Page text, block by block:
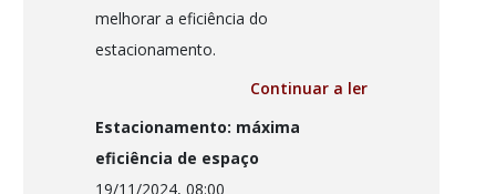
melhorar a eficiência do
estacionamento.
Continuar a ler
Estacionamento: máxima
eficiência de espaço
19/11/2024, 08:00